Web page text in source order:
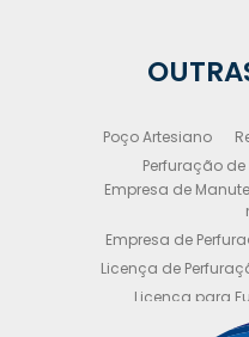
Poço Artesiano
Perfuração
Empresa de
Empresa de
Licença de
Licença para
Licença para